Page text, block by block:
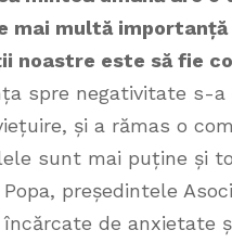
mai multă
noastre este să fie
spre negativitate s-
și a rămas o
sunt mai puține și
Popa, președintele
de anxietate